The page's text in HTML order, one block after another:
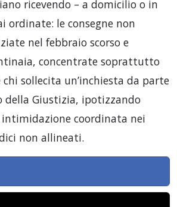
ricevendo – a domicilio o in
ordinate: le consegne non
nel febbraio scorso e
concentrate soprattutto
chi sollecita un’inchiesta da parte
Giustizia, ipotizzando
intimidazione coordinata nei
non allineati.